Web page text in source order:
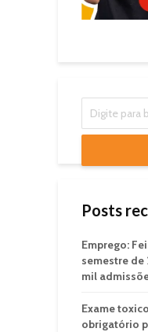
Posts
Emprego:
semestre de
mil
Exame
obrigatório